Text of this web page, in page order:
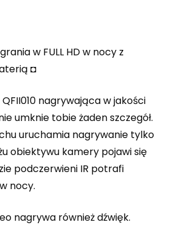
w FULL HD w nocy z
◘
nagrywająca w jakości
umknie tobie żaden szczegół.
uruchamia nagrywanie tylko
obiektywu kamery pojawi się
podczerwieni IR potrafi
nocy.
nagrywa również dźwięk.